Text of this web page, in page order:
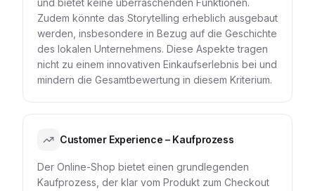
und bietet keine überraschenden Funktionen.
Zudem könnte das Storytelling erheblich ausgebaut
werden, insbesondere in Bezug auf die Geschichte
des lokalen Unternehmens. Diese Aspekte tragen
nicht zu einem innovativen Einkaufserlebnis bei und
mindern die Gesamtbewertung in diesem Kriterium.
Customer Experience – Kaufprozess
Der Online-Shop bietet einen grundlegenden
Kaufprozess, der klar vom Produkt zum Checkout